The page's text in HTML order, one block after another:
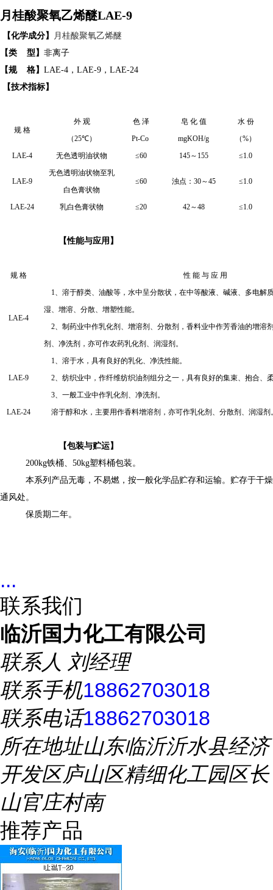
月桂酸聚氧乙烯醚LAE-9
【化学成分】 月桂酸聚氧乙烯醚
【类 型 】 非离子
【规 格】 LAE-4 ， LAE-9 ， LAE-24
【技术指标】
规 格
外 观
（25℃）
色 泽
Pt-Co
皂 化 值
mgKOH/g
水 份
（%）
LAE-4
无色透明油状物 ≤60 145～ 155 ≤1.0
LAE-9
无色透明油状物至乳
白色膏状物
≤60 浊点： 30～45 ≤1.0
LAE-24 乳白色膏状物 ≤20 42～48 ≤1.0
【性能与应用 】
规 格 性 能 与 应 用
LAE-4
1、溶于醇类、油酸等，水中呈分散状， 在中等酸液、碱液、 多电解
湿、增溶、分散、增塑性能。
2、制药业中作乳化剂、增溶剂、分散剂，香料业中作芳香油的增溶
剂、净洗剂，亦可作农药乳化剂、润湿剂。
LAE-9
1、溶于水，具有良好的乳化、净洗性能。
2、纺织业中，作纤维纺织油剂组分之一，具有良好的集束、抱合、
3、 一般工业中作乳化剂、净洗剂。
LAE-24
溶于醇和水，主要用作香料增溶剂，亦可作乳化剂、分散剂、润湿剂
【包装与贮运】
200kg铁桶、 50kg塑料桶包装。
本系列产品无毒， 不易燃，按一般化学品贮存和运输。贮存于干燥
通风处。
保质期二年。
...
联系我们
临沂国力化工有限公司
联系人 刘经理
联系手机18862703018
联系电话18862703018
所在地址山东临沂沂水县经济
开发区庐山区精细化工园区长
山官庄村南
推荐产品